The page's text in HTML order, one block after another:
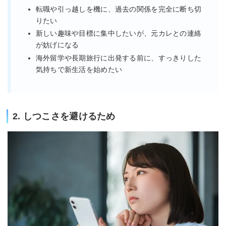
転職や引っ越しを機に、過去の関係を完全に断ち切
りたい
新しい趣味や目標に集中したいが、元カレとの連絡
が妨げになる
海外留学や長期旅行に出発する前に、すっきりした
気持ちで新生活を始めたい
2. しつこさを避けるため